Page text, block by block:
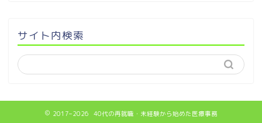
サイト内検索
2017–2026 40代の再就職・未経験から始めた医療事務